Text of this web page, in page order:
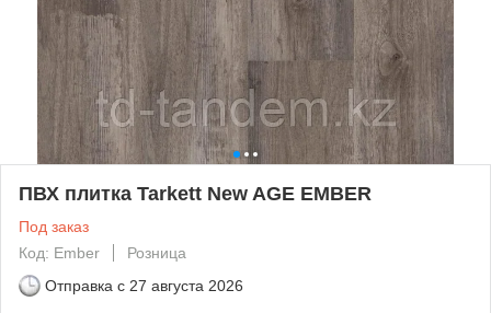
ПВХ плитка Tarkett New AGE EMBER
Под заказ
Код: Ember
Розница
Отправка с 27 августа 2026